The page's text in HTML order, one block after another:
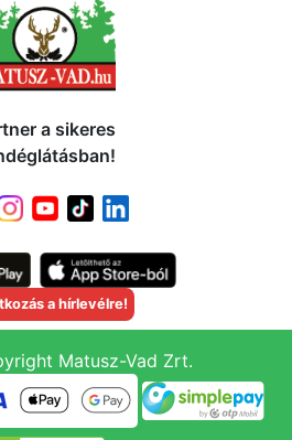
a sikeres
a hírlevélre!
Matusz-Vad Zrt.